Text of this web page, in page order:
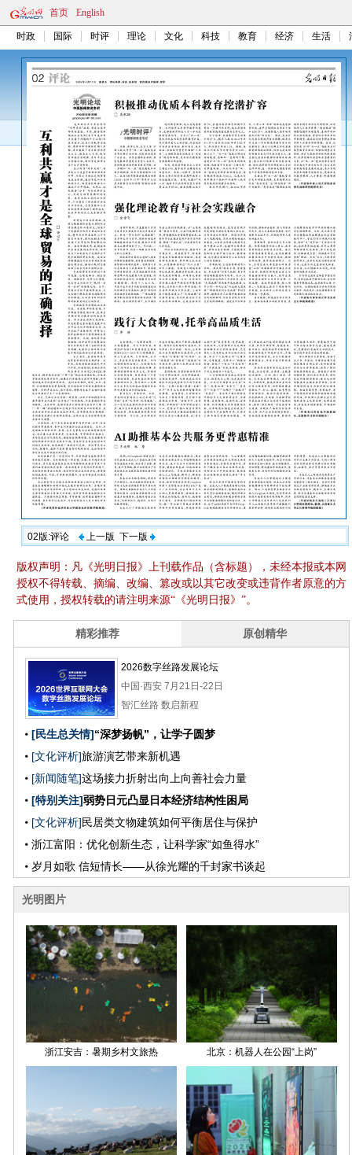
首页 English
时政 国际 时评 理论 文化 科技 教育 经济 生活
02版:评论 上一版 下一版
版权声明：凡《光明日报》上刊载作品（含标题），未经本报或本网
授权不得转载、摘编、改编、篡改或以其它改变或违背作者原意的方
式使用，授权转载的请注明来源“《光明日报》”。